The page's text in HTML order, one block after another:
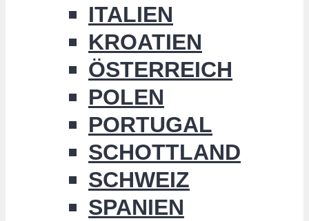
ITALIEN
KROATIEN
ÖSTERREICH
POLEN
PORTUGAL
SCHOTTLAND
SCHWEIZ
SPANIEN